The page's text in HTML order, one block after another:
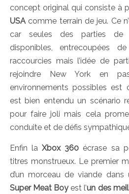
concept original qui consiste à
USAcomme terrain de jeu. Ce
car seules des parties de
disponibles, entrecoupées
raccourcies mais l’idée de
rejoindre New York en
environnements possibles
est bien entendu un scénario
pour faire joli mais cela
conduite et de défis
Enfin laXbox 360 écrase sa
titres monstrueux. Le premier
d’un morceau de viande
Super Meat Boyest l’un des